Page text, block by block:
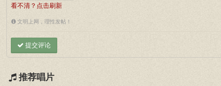
看不清？点击刷新
文明上网，理性发帖！
提交评论
推荐唱片